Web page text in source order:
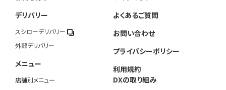
デリバリー
スシローデリバリー
外部デリバリー
メニュー
店舗別メニュー
よくあるご質問
お問い合わせ
プライバシーポリシー
利用規約
DXの取り組み